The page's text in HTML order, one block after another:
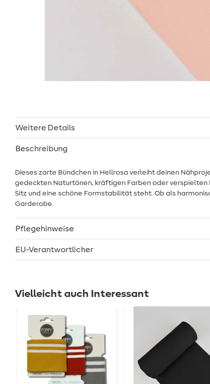
Weitere Details
Beschreibung
Dieses zarte Bündchen in Hellrosa verleiht deinen
gedeckten Naturtönen, kräftigen Farben oder
Sitz und eine schöne Formstabilität steht. Ob als
Garderobe.
Pflegehinweise
EU-Verantwortlicher
Vielleicht auch Interessant